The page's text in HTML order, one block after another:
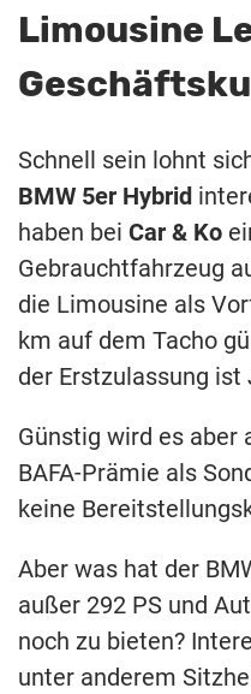
Limousine
Schnell sein lohnt
BMW 5er Hybrid
haben bei Car & Ko
Gebrauchtfahrzeug
die Limousine als
km auf dem Tacho
der Erstzulassung ist
Günstig wird es aber
BAFA-Prämie als
keine
Aber was hat der
außer 292 PS und
noch zu bieten?
unter anderem